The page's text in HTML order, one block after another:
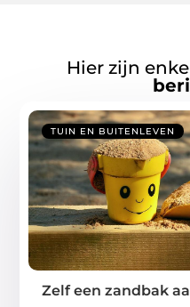
Hier zijn
TUIN EN BUITENLEVEN
Zelf een zandbak